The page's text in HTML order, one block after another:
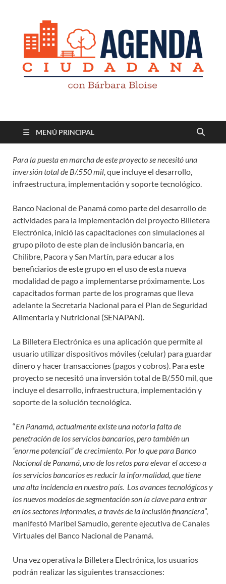
Revista digital
MENÚ PRINCIPAL
Para la puesta en marcha de este proyecto se necesitó una
inversión total de B/.550 mil, que incluye el desarrollo,
infraestructura, implementación y soporte tecnológico.
Banco Nacional de Panamá como parte del desarrollo de
actividades para la implementación del proyecto Billetera
Electrónica, inició las capacitaciones con simulaciones al
grupo piloto de este plan de inclusión bancaria, en
Chilibre, Pacora y San Martín, para educar a los
beneficiarios de este grupo en el uso de esta nueva
modalidad de pago a implementarse próximamente. Los
capacitados forman parte de los programas que lleva
adelante la Secretaria Nacional para el Plan de Seguridad
Alimentaria y Nutricional (SENAPAN).
La Billetera Electrónica es una aplicación que permite al
usuario utilizar dispositivos móviles (celular) para guardar
dinero y hacer transacciones (pagos y cobros). Para este
proyecto se necesitó una inversión total de B/.550 mil, que
incluye el desarrollo, infraestructura, implementación y
soporte de la solución tecnológica.
“En Panamá, actualmente existe una notoria falta de
penetración de los servicios bancarios, pero también un
“enorme potencial” de crecimiento. Por lo que para Banco
Nacional de Panamá, uno de los retos para elevar el acceso a
los servicios bancarios es reducir la informalidad, que tiene
una alta incidencia en nuestro país. Los avances tecnológicos y
los nuevos modelos de segmentación son la clave para entrar
en los sectores informales, a través de la inclusión financiera”,
manifestó Maribel Samudio, gerente ejecutiva de Canales
Virtuales del Banco Nacional de Panamá.
Una vez operativa la Billetera Electrónica, los usuarios
podrán realizar las siguientes transacciones: